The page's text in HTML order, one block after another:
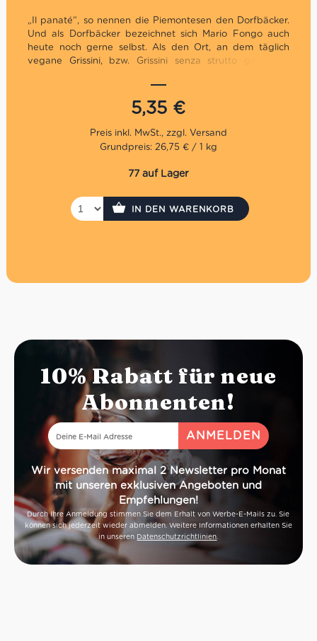
„Il panaté“, so nennen die Piemontesen den Dorfbäcker.
Und als Dorfbäcker bezeichnet sich Mario Fongo auch
heute noch gerne selbst. Als den Ort, an dem täglich
vegane Grissini, bzw. Grissini senza strutto gebacken
Ursprünglichkeit und Echtheit wiederzubeleben. Eine
Tradition, die sein Geschäft von Anfang an geleitet hat.
Die Geschichte des Unternehmens ist mit der Stadt
Rocchetta Tanaro im Herzen der Provinz Asti verbunden.
Und das Wort Grissini leitet sich sogar ausschließlich aus
dem piemontesischen ab. Wie dem auch sei, heute sind
vegane Grissini ital. senza strutto auf der ganzen Welt als
5,35 €
Grundpreis: 26,75 € / 1 kg
77 auf Lager
IN DEN WARENKORB
10% Rabatt für neue
Abonnenten!
Wir versenden maximal 2 Newsletter pro Monat
mit unseren exklusiven Angeboten und
Empfehlungen!
Durch Ihre Anmeldung stimmen Sie dem Erhalt von Werbe-E-Mails zu. Sie
können sich jederzeit wieder abmelden. Weitere Informationen erhalten Sie
in unseren Datenschutzrichtlinien